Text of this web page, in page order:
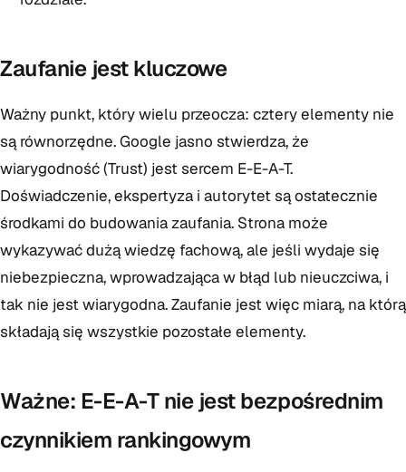
Zaufanie jest kluczowe
Ważny punkt, który wielu przeocza: cztery elementy nie
są równorzędne. Google jasno stwierdza, że
wiarygodność (Trust) jest sercem E-E-A-T.
Doświadczenie, ekspertyza i autorytet są ostatecznie
środkami do budowania zaufania. Strona może
wykazywać dużą wiedzę fachową, ale jeśli wydaje się
niebezpieczna, wprowadzająca w błąd lub nieuczciwa, i
tak nie jest wiarygodna. Zaufanie jest więc miarą, na którą
składają się wszystkie pozostałe elementy.
Ważne: E-E-A-T nie jest bezpośrednim
czynnikiem rankingowym